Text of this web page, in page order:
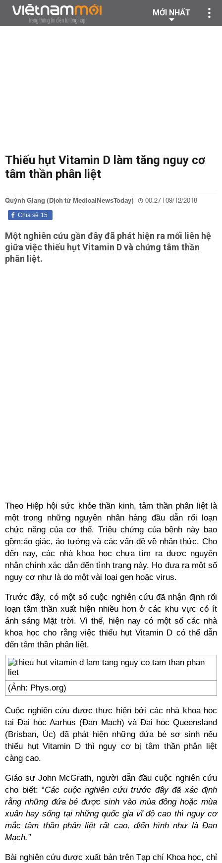
MỚI NHẤT
Thiếu hụt Vitamin D làm tăng nguy cơ
tâm thần phân liệt
Quỳnh Giang (Dịch từ MedicalNewsToday) 00:27 | 09/12/2018
15
Chia sẻ
Một nghiên cứu gần đây đã phát hiện ra mối liên hệ
giữa việc thiếu hụt Vitamin D và chứng tâm thần
phân liệt.
Theo Hiệp hội sức khỏe thần kinh, tâm thần phân liệt là
một trong những nguyên nhân hàng đầu dẫn rối loạn
chức năng của cơ thể. Triệu chứng của bệnh này bao
gồm:ảo giác, ảo tưởng và các vấn đề về nhận thức. Cho
đến nay, các nhà khoa học chưa tìm ra được nguyên
nhân chính xác dẫn đến tình trạng này. Họ đưa ra một số
nguy cơ như là do một vài loại gen hoặc virus.
Trước đây, có một số cuộc nghiên cứu đã nhận định rối
loạn tâm thần xuất hiện nhiều hơn ở các khu vực có ít
ánh sáng Mặt trời. Vì thế, hiện nay có một số các nhà
khoa học cho rằng việc thiếu hụt Vitamin D có thể dẫn
đến tâm thần phân liệt.
(Ảnh: Phys.org)
Cuộc nghiên cứu được thực hiện bởi các nhà khoa học
tại Đại học Aarhus (Đan Mạch) và Đại học Queensland
(Brisban, Úc) đã phát hiện những đứa bé sơ sinh nếu
thiếu hụt Vitamin D thì nguy cơ bị tâm thần phân liệt
càng cao.
Giáo sư John McGrath, người dẫn đầu cuộc nghiên cứu
cho biết: “Các cuộc nghiên cứu trước đây đã xác định
rằng những đứa bé được sinh vào mùa đông hoặc mùa
xuân hay sống tại những quốc gia vĩ độ cao thì nguy cơ
mắc tâm thần phân liệt rất cao, điển hình như là Đan
Mạch.”
Bài nghiên cứu được xuất bản trên Tạp chí Khoa học, chỉ